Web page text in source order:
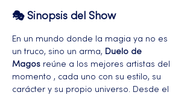
🎭 Sinopsis del Show
En un mundo donde la magia ya no es
un truco, sino un arma, Duelo de
Magos reúne a los mejores artistas del
momento , cada uno con su estilo, su
carácter y su propio universo. Desde el